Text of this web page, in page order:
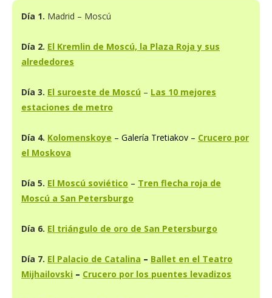
Día 1. Madrid – Moscú
Día 2. El Kremlin de Moscú, la Plaza Roja y sus
alrededores
Día 3. El suroeste de Moscú – Las 10 mejores
estaciones de metro
Día 4. Kolomenskoye – Galería Tretiakov – Crucero por
el Moskova
Día 5. El Moscú soviético – Tren flecha roja de
Moscú a San Petersburgo
Día 6. El triángulo de oro de San Petersburgo
Día 7. El Palacio de Catalina – Ballet en el Teatro
Mijhailovski – Crucero por los puentes levadizos